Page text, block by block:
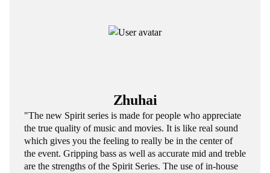
Zhuhai
"The new Spirit series is made for people who appreciate
the true quality of music and movies. It is like real sound
which gives you the feeling to really be in the center of
the event. Gripping bass as well as accurate mid and treble
are the strengths of the Spirit Series. The use of in-house